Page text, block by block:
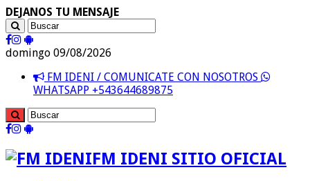
DEJANOS TU MENSAJE
domingo 09/08/2026
FM IDENI / COMUNICATE CON NOSOTROS
WHATSAPP +543644689875
FM IDENI SITIO OFICIAL